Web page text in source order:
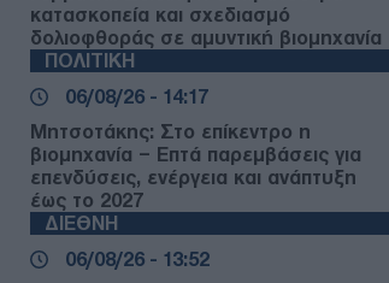
κατασκοπεία και σχεδιασμό
δολιοφθοράς σε αμυντική βιομηχανία
ΠΟΛΙΤΙΚΗ
06/08/26 - 14:17
Μητσοτάκης: Στο επίκεντρο η
βιομηχανία – Επτά παρεμβάσεις για
επενδύσεις, ενέργεια και ανάπτυξη
έως το 2027
ΔΙΕΘΝΗ
06/08/26 - 13:52